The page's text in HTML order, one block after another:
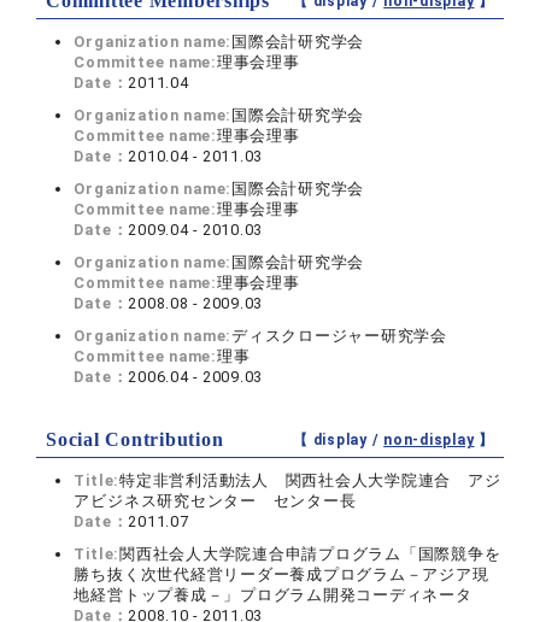
Organization name: 国際会計研究学会
Committee name:理事会理事
Date：2011.04
Organization name: 国際会計研究学会
Committee name:理事会理事
Date：2010.04 - 2011.03
Organization name: 国際会計研究学会
Committee name:理事会理事
Date：2009.04 - 2010.03
Organization name: 国際会計研究学会
Committee name:理事会理事
Date：2008.08 - 2009.03
Organization name:ディスクロージャー研究学会
Committee name:理事
Date：2006.04 - 2009.03
Social Contribution 【 display / non-display】
Title:特定非営利活動法人 関西社会人大学院連合 アジ
アビジネス研究センター センター長
Date：2011.07
Title: 関西社会人大学院連合申請プログラム「国際競争を
勝ち抜く次世代経営リーダー養成プログラム－アジア現
地経営トップ養成－」プログラム開発コーディネータ
Date：2008.10 - 2011.03